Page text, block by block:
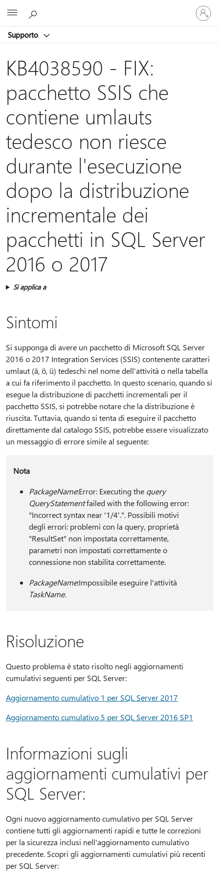
Supporto
Accedi
con
il
account
KB4038590 - FIX:
pacchetto SSIS che
contiene umlauts
tedesco non riesce
durante l'esecuzione
dopo la distribuzione
incrementale dei
pacchetti in SQL Server
2016 o 2017
Si applica a
Sintomi
Si supponga di avere un pacchetto di Microsoft SQL Server
2016 o 2017 Integration Services (SSIS) contenente caratteri
umlaut (ä, ö, ü) tedeschi nel nome dell'attività o nella tabella
a cui fa riferimento il pacchetto. In questo scenario, quando si
esegue la distribuzione di pacchetti incrementali per il
pacchetto SSIS, si potrebbe notare che la distribuzione è
riuscita. Tuttavia, quando si tenta di eseguire il pacchetto
direttamente dal catalogo SSIS, potrebbe essere visualizzato
un messaggio di errore simile al seguente:
Nota
PackageName:Error: Executing the query
QueryStatementfailed with the following error:
"Incorrect syntax near '1/4'.". Possibili motivi
degli errori: problemi con la query, proprietà
"ResultSet" non impostata correttamente,
parametri non impostati correttamente o
connessione non stabilita correttamente.
PackageName:Impossibile eseguire l'attività
TaskName.
Risoluzione
Questo problema è stato risolto negli aggiornamenti
cumulativi seguenti per SQL Server:
Aggiornamento cumulativo 1 per SQL Server 2017
Aggiornamento cumulativo 5 per SQL Server 2016 SP1
Informazioni sugli
aggiornamenti cumulativi per
SQL Server:
Ogni nuovo aggiornamento cumulativo per SQL Server
contiene tutti gli aggiornamenti rapidi e tutte le correzioni
per la sicurezza inclusi nell'aggiornamento cumulativo
precedente. Scopri gli aggiornamenti cumulativi più recenti
per SQL Server: